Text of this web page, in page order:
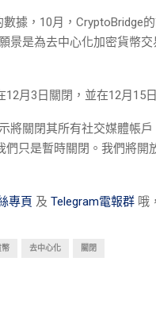
據，10月，CryptoBridge
景是為去中心化加密貨幣
月3日關閉，並在12月15
將關閉其所有社交媒體帳
們只是暫時關閉。我們將
專頁 及 Telegram電報群 哦
幣 去中心化 關閉